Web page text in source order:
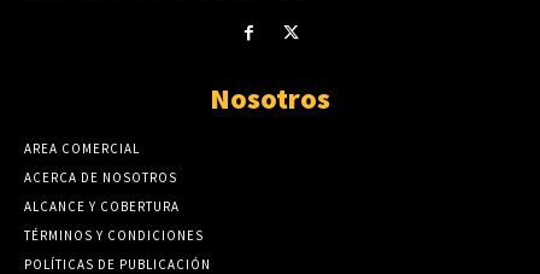
Nosotros
AREA COMERCIAL
ACERCA DE NOSOTROS
ALCANCE Y COBERTURA
TÉRMINOS Y CONDICIONES
POLÍTICAS DE PUBLICACIÓN